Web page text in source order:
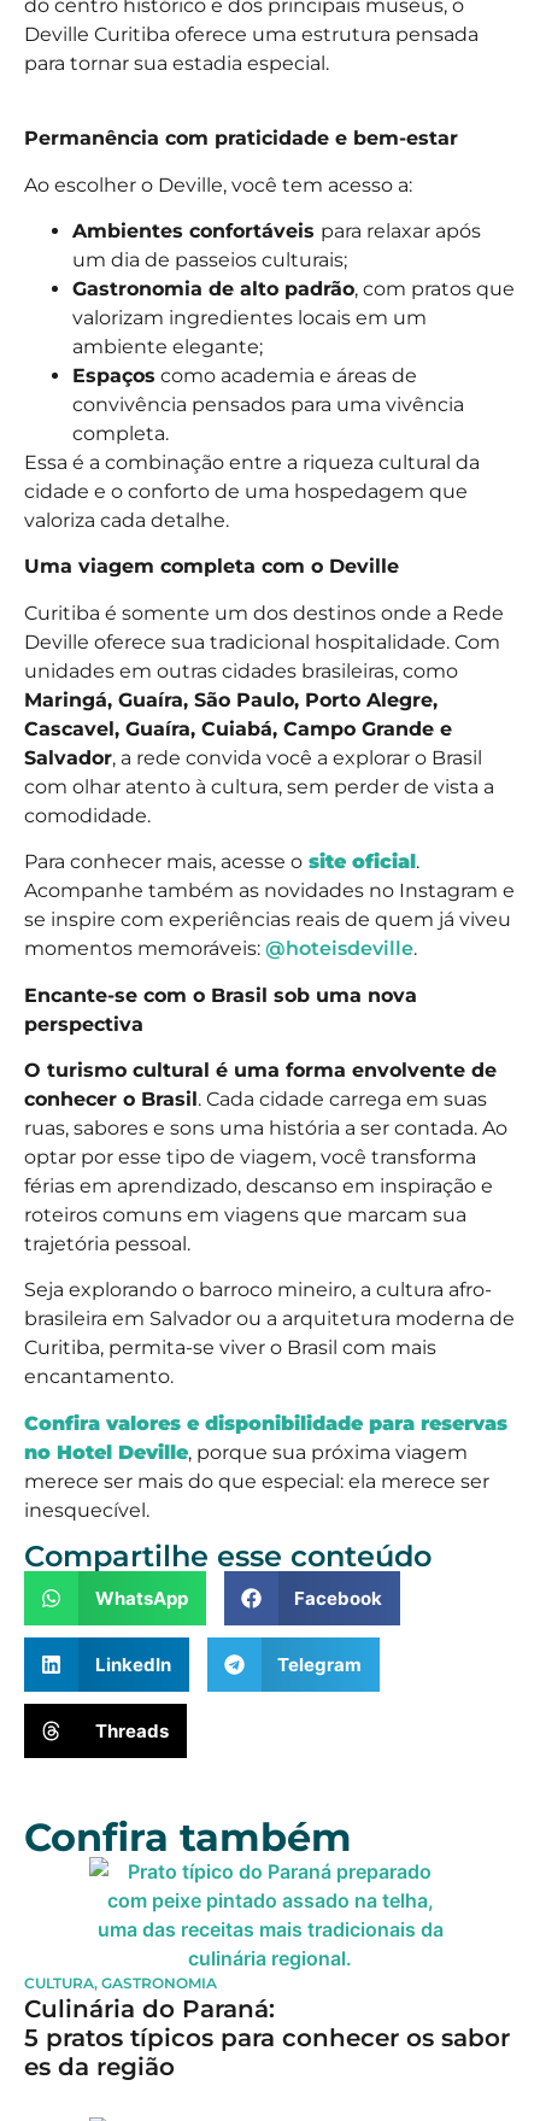
do centro histórico e dos principais museus, o
Deville Curitiba oferece uma estrutura pensada
para tornar sua estadia especial.
Permanência com praticidade e bem-estar
Ao escolher o Deville, você tem acesso a:
Ambientes confortáveis para relaxar após
um dia de passeios culturais;
Gastronomia de alto padrão, com pratos que
valorizam ingredientes locais em um
ambiente elegante;
Espaços como academia e áreas de
convivência pensados para uma vivência
completa.
Essa é a combinação entre a riqueza cultural da
cidade e o conforto de uma hospedagem que
valoriza cada detalhe.
Uma viagem completa com o Deville
Curitiba é somente um dos destinos onde a Rede
Deville oferece sua tradicional hospitalidade. Com
unidades em outras cidades brasileiras, como
Maringá, Guaíra, São Paulo, Porto Alegre,
Cascavel, Guaíra, Cuiabá, Campo Grande e
Salvador, a rede convida você a explorar o Brasil
com olhar atento à cultura, sem perder de vista a
comodidade.
Para conhecer mais, acesse o site oficial.
Acompanhe também as novidades no Instagram e
se inspire com experiências reais de quem já viveu
momentos memoráveis: @hoteisdeville.
Encante-se com o Brasil sob uma nova
perspectiva
O turismo cultural é uma forma envolvente de
conhecer o Brasil. Cada cidade carrega em suas
ruas, sabores e sons uma história a ser contada. Ao
optar por esse tipo de viagem, você transforma
férias em aprendizado, descanso em inspiração e
roteiros comuns em viagens que marcam sua
trajetória pessoal.
Seja explorando o barroco mineiro, a cultura afro-
brasileira em Salvador ou a arquitetura moderna de
Curitiba, permita-se viver o Brasil com mais
encantamento.
Confira valores e disponibilidade para reservas
no Hotel Deville, porque sua próxima viagem
merece ser mais do que especial: ela merece ser
inesquecível.
Compartilhe esse conteúdo
WhatsApp Facebook
LinkedIn Telegram
Threads
Confira também
CULTURA, GASTRONOMIA
Culinária do Paraná:
5 pratos típicos para conhecer os sabor
es da região